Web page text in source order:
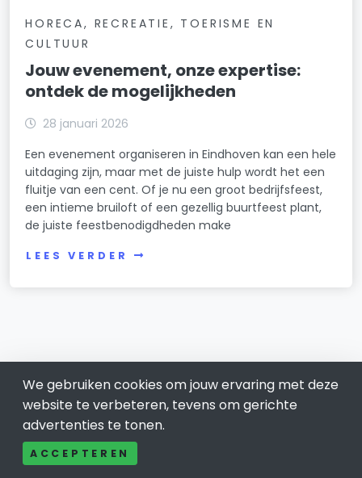
HORECA, RECREATIE, TOERISME EN
CULTUUR
Jouw evenement, onze expertise:
ontdek de mogelijkheden
28 januari 2026
Een evenement organiseren in Eindhoven kan een hele
uitdaging zijn, maar met de juiste hulp wordt het een
fluitje van een cent. Of je nu een groot bedrijfsfeest,
een intieme bruiloft of een gezellig buurtfeest plant,
de juiste feestbenodigdheden make
LEES VERDER
Eindhoven 040
We gebruiken cookies om jouw ervaring met deze
website te verbeteren, tevens om gerichte
advertenties te tonen.
ACCEPTEREN